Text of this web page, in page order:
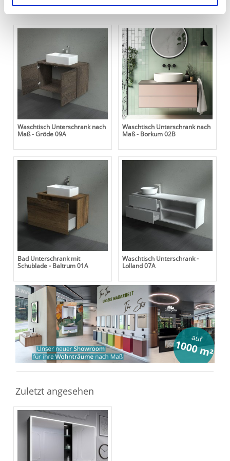
Ihre Einwilligung können Sie jederzeit mit Wirkung für die
unter "Cookies" Ihre getroffene Auswahl anpassen. Durch
den Widerruf der Einwilligung wird die vorherige
Verarbeitung nicht berührt.
Impressum| Datenschutz
Passende Bad-Unterschränke
Waschtisch Unterschrank nach
Maß - Gröde 09A
Waschtisch Unterschrank nach
Maß - Borkum 02B
Bad Unterschrank mit
Schublade - Baltrum 01A
Waschtisch Unterschrank -
Lolland 07A
Zuletzt angesehen